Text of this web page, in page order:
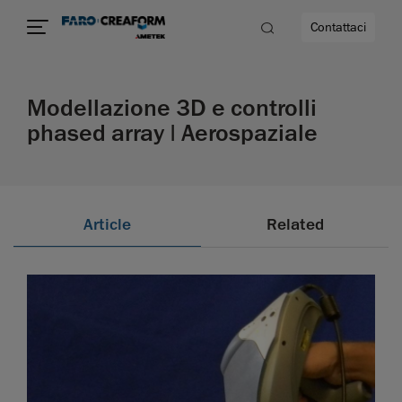
Contattaci
Modellazione 3D e controlli
phased array | Aerospaziale
Article Related